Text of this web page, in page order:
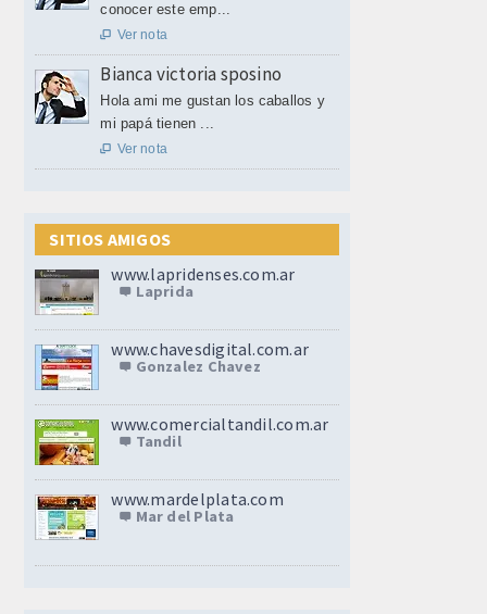
conocer este emp...
 Ver nota
Bianca victoria sposino
Hola ami me gustan los caballos y
mi papá tienen ...
 Ver nota
SITIOS AMIGOS
www.lapridenses.com.ar
Laprida
www.chavesdigital.com.ar
Gonzalez Chavez
www.comercialtandil.com.ar
Tandil
www.mardelplata.com
Mar del Plata